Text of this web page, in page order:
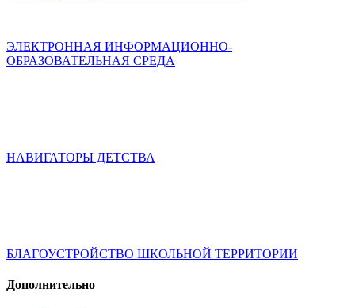
ЭЛЕКТРОННАЯ ИНФОРМАЦИОННО-
ОБРАЗОВАТЕЛЬНАЯ СРЕДА
НАВИГАТОРЫ ДЕТСТВА
БЛАГОУСТРОЙСТВО ШКОЛЬНОЙ ТЕРРИТОРИИ
Дополнительно